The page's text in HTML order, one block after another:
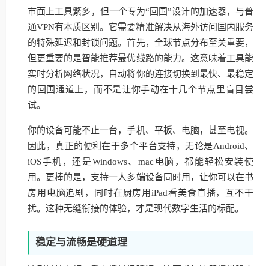
市面上工具繁多，但一个专为“回国”设计的加速器，与普
通VPN有本质区别。它需要精准解决从海外访问国内服务
的特殊延迟和封锁问题。首先，全球节点分布至关重要，
但更重要的是智能推荐最优线路的能力。这意味着工具能
实时分析网络状况，自动将你的连接切换到最快、最稳定
的回国通道上，而不是让你手动在十几个节点里盲目尝
试。
你的设备可能不止一台，手机、平板、电脑，甚至电视。
因此，真正的便利在于多个平台支持，无论是Android、
iOS手机，还是Windows、mac电脑，都能轻松安装使
用。更棒的是，支持一人多端设备同时用，让你可以在书
房用电脑追剧，同时在厨房用iPad看美食直播，互不干
扰。这种无缝衔接的体验，才是现代数字生活的标配。
稳定与流畅是硬道理